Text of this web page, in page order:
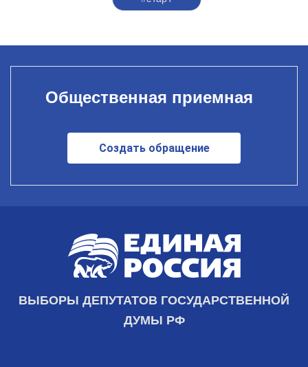
Общественная приемная
Создать обращение
ВЫБОРЫ ДЕПУТАТОВ ГОСУДАРСТВЕННОЙ
ДУМЫ РФ